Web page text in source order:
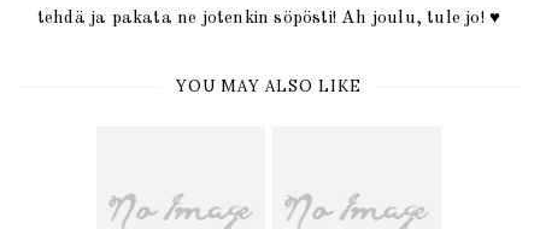
tehdä ja pakata ne jotenkin söpösti! Ah joulu, tule jo! ♥
YOU MAY ALSO LIKE